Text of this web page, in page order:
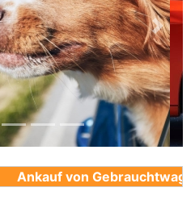
Next
Ankauf von